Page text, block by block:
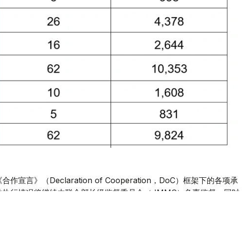
合作宣言》（Declaration of Cooperation，DoC）框架下的各项承
行情况将继续由联合部长级监督委员会（JMMC）负责监督。同时，